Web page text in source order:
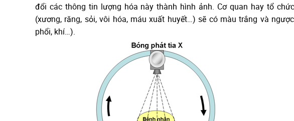
đổi các thông tin lượng hóa này thành hình ảnh. Cơ quan hay tổ
(xương, răng, sỏi, vôi hóa, máu xuất huyết…) sẽ có màu trắng và
phổi, khí…).